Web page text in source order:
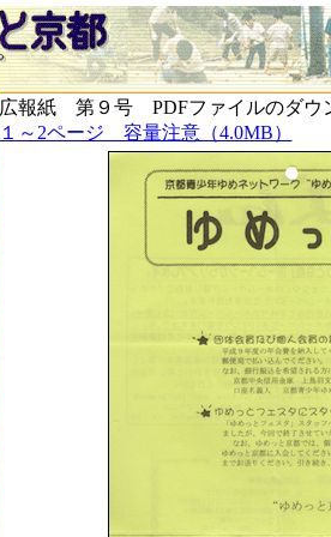
広報紙 第９号 PDFファイルのダウ
１～2ページ 容量注意（4.0MB）